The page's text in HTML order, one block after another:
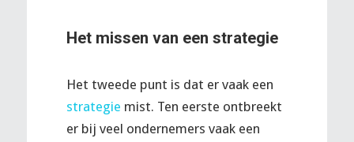
Het missen van een strategie
Het tweede punt is dat er vaak een
strategie mist. Ten eerste ontbreekt
er bij veel ondernemers vaak een